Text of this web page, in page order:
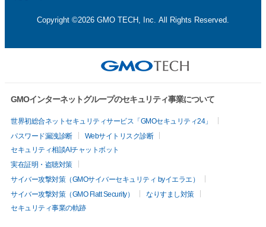
Copyright ©2026 GMO TECH, Inc. All Rights Reserved.
GMOインターネットグループのセキュリティ事業について
世界初総合ネットセキュリティサービス「GMOセキュリティ24」
パスワード漏洩診断
Webサイトリスク診断
セキュリティ相談AIチャットボット
実在証明・盗聴対策
サイバー攻撃対策（GMOサイバーセキュリティ byイエラエ）
サイバー攻撃対策（GMO Flatt Security）
なりすまし対策
セキュリティ事業の軌跡